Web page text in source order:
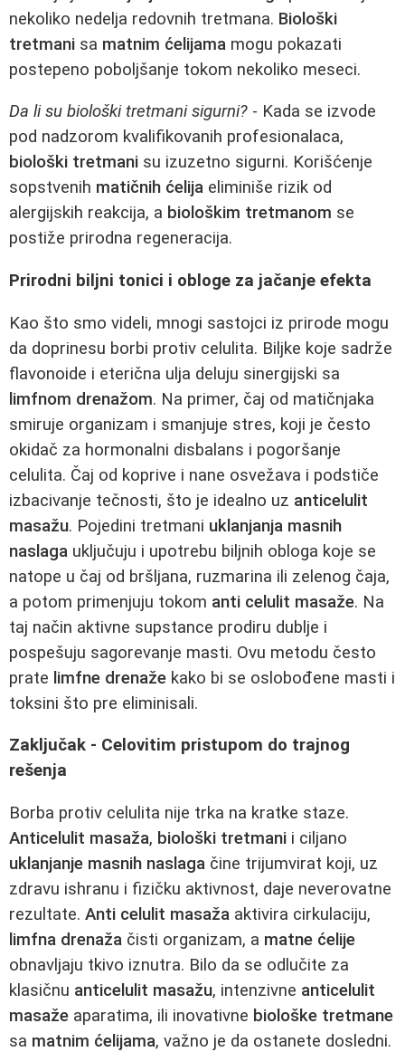
nekoliko nedelja redovnih tretmana. Biološki
tretmani sa matnim ćelijama mogu pokazati
postepeno poboljšanje tokom nekoliko meseci.
Da li su biološki tretmani sigurni? - Kada se izvode
pod nadzorom kvalifikovanih profesionalaca,
biološki tretmani su izuzetno sigurni. Korišćenje
sopstvenih matičnih ćelija eliminiše rizik od
alergijskih reakcija, a biološkim tretmanom se
postiže prirodna regeneracija.
Prirodni biljni tonici i obloge za jačanje efekta
Kao što smo videli, mnogi sastojci iz prirode mogu
da doprinesu borbi protiv celulita. Biljke koje sadrže
flavonoide i eterična ulja deluju sinergijski sa
limfnom drenažom. Na primer, čaj od matičnjaka
smiruje organizam i smanjuje stres, koji je često
okidač za hormonalni disbalans i pogoršanje
celulita. Čaj od koprive i nane osvežava i podstiče
izbacivanje tečnosti, što je idealno uz anticelulit
masažu. Pojedini tretmani uklanjanja masnih
naslaga uključuju i upotrebu biljnih obloga koje se
natope u čaj od bršljana, ruzmarina ili zelenog čaja,
a potom primenjuju tokom anti celulit masaže. Na
taj način aktivne supstance prodiru dublje i
pospešuju sagorevanje masti. Ovu metodu često
prate limfne drenaže kako bi se oslobođene masti i
toksini što pre eliminisali.
Zaključak - Celovitim pristupom do trajnog
rešenja
Borba protiv celulita nije trka na kratke staze.
Anticelulit masaža, biološki tretmani i ciljano
uklanjanje masnih naslaga čine trijumvirat koji, uz
zdravu ishranu i fizičku aktivnost, daje neverovatne
rezultate. Anti celulit masaža aktivira cirkulaciju,
limfna drenaža čisti organizam, a matne ćelije
obnavljaju tkivo iznutra. Bilo da se odlučite za
klasičnu anticelulit masažu, intenzivne anticelulit
masaže aparatima, ili inovativne biološke tretmane
sa matnim ćelijama, važno je da ostanete dosledni.